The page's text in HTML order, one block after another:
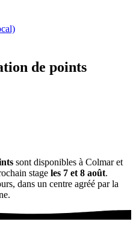
de points
sont disponibles à Colmar et
stage les 7 et 8 août.
dans un centre agréé par la